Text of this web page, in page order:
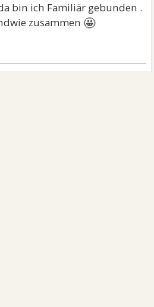
bin ich Familiär gebunden .
zusammen 🤩